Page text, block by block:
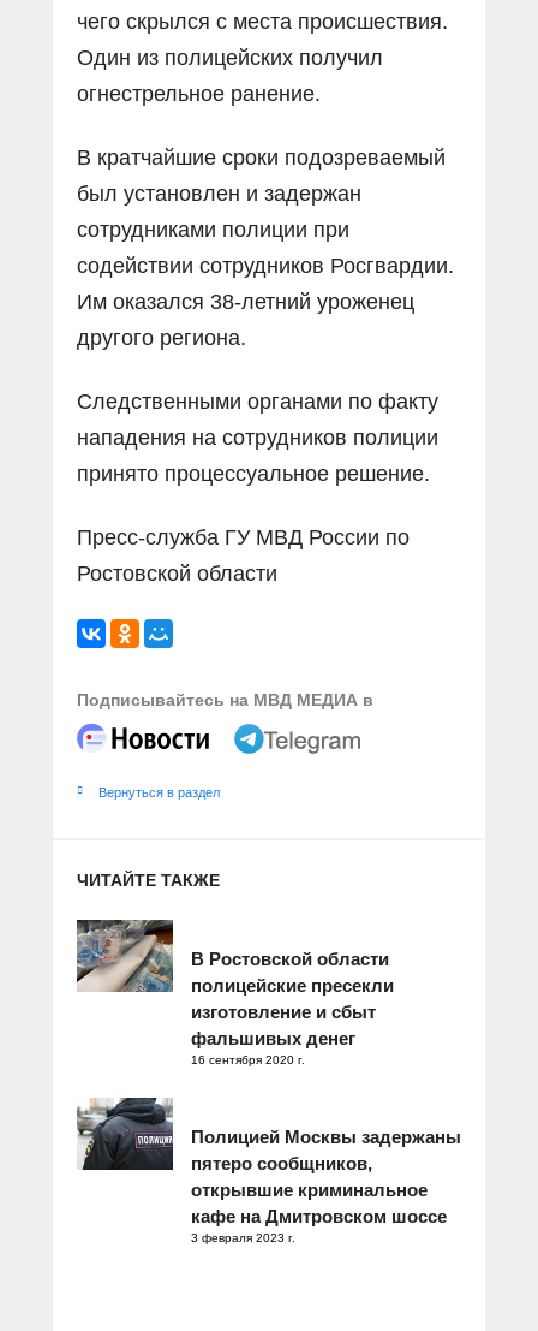
чего скрылся с места происшествия.
Один из полицейских получил
огнестрельное ранение.
В кратчайшие сроки подозреваемый
был установлен и задержан
сотрудниками полиции при
содействии сотрудников Росгвардии.
Им оказался 38-летний уроженец
другого региона.
Следственными органами по факту
нападения на сотрудников полиции
принято процессуальное решение.
Пресс-служба ГУ МВД России по
Ростовской области
Подписывайтесь на МВД МЕДИА в
Вернуться в раздел
ЧИТАЙТЕ ТАКЖЕ
В Ростовской области
полицейские пресекли
изготовление и сбыт
фальшивых денег
16 сентября 2020 г.
Полицией Москвы задержаны
пятеро сообщников,
открывшие криминальное
кафе на Дмитровском шоссе
3 февраля 2023 г.